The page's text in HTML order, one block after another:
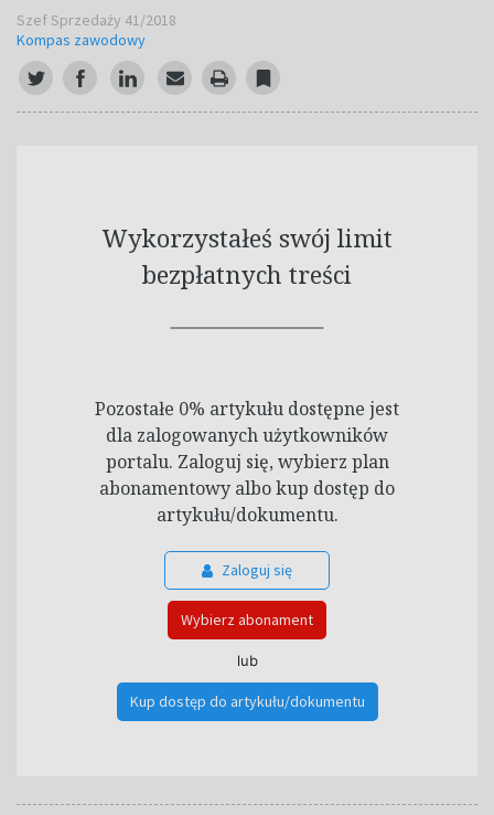
Szef Sprzedaży 41/2018
Kompas zawodowy
Wykorzystałeś swój limit
bezpłatnych treści
Pozostałe 0% artykułu dostępne jest
dla zalogowanych użytkowników
portalu. Zaloguj się, wybierz plan
abonamentowy albo kup dostęp do
artykułu/dokumentu.
Zaloguj się
Wybierz abonament
lub
Kup dostęp do artykułu/dokumentu